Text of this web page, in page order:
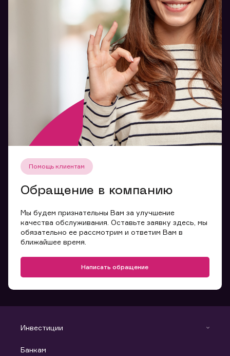
Помощь клиентам
Обращение в компанию
Мы будем признательны Вам за улучшение
качества обслуживания. Оставьте заявку здесь, мы
обязательно ее рассмотрим и ответим Вам в
ближайшее время.
Написать обращение
Инвестиции
С чего начать
Банкам